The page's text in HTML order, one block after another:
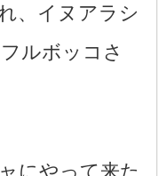
、イヌアラシ
ルボッコさ
にやって来た